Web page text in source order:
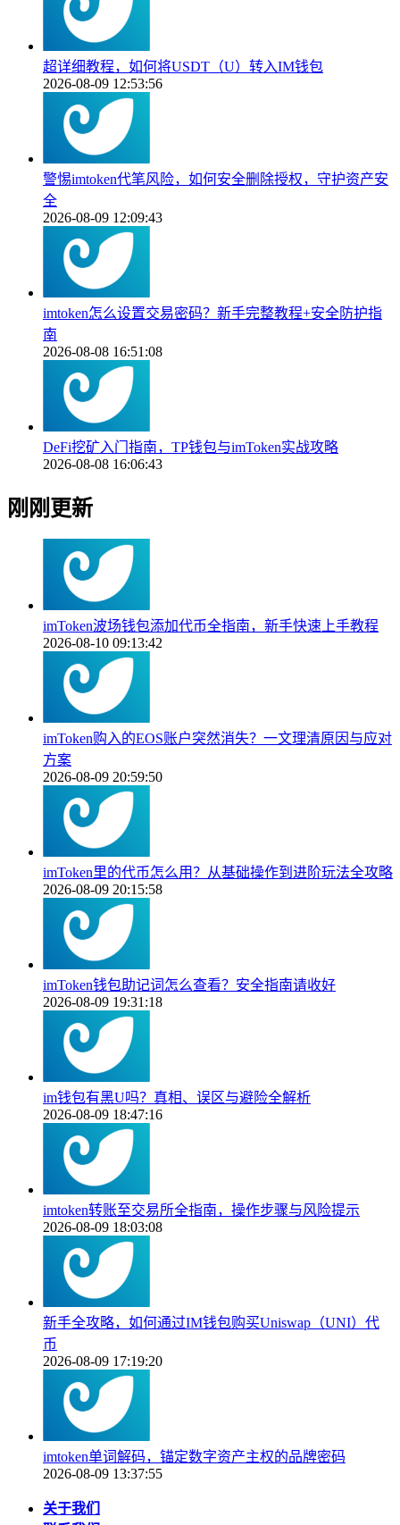
超详细教程，如何将USDT（U）转入IM钱包
2026-08-09 12:53:56
警惕imtoken代笔风险，如何安全删除授权，守护资产安
全
2026-08-09 12:09:43
imtoken怎么设置交易密码？新手完整教程+安全防护指
南
2026-08-08 16:51:08
DeFi挖矿入门指南，TP钱包与imToken实战攻略
2026-08-08 16:06:43
刚刚更新
imToken波场钱包添加代币全指南，新手快速上手教程
2026-08-10 09:13:42
imToken购入的EOS账户突然消失？一文理清原因与应对
方案
2026-08-09 20:59:50
imToken里的代币怎么用？从基础操作到进阶玩法全攻略
2026-08-09 20:15:58
imToken钱包助记词怎么查看？安全指南请收好
2026-08-09 19:31:18
im钱包有黑U吗？真相、误区与避险全解析
2026-08-09 18:47:16
imtoken转账至交易所全指南，操作步骤与风险提示
2026-08-09 18:03:08
新手全攻略，如何通过IM钱包购买Uniswap（UNI）代
币
2026-08-09 17:19:20
imtoken单词解码，锚定数字资产主权的品牌密码
2026-08-09 13:37:55
关于我们